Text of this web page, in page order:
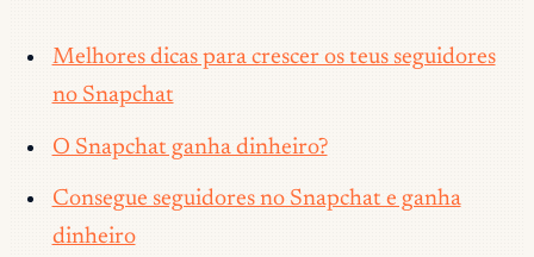
Melhores dicas para crescer os teus seguidores
no Snapchat
O Snapchat ganha dinheiro?
Consegue seguidores no Snapchat e ganha
dinheiro